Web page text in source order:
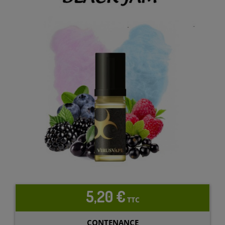
5,20 € TTC
CONTENANCE